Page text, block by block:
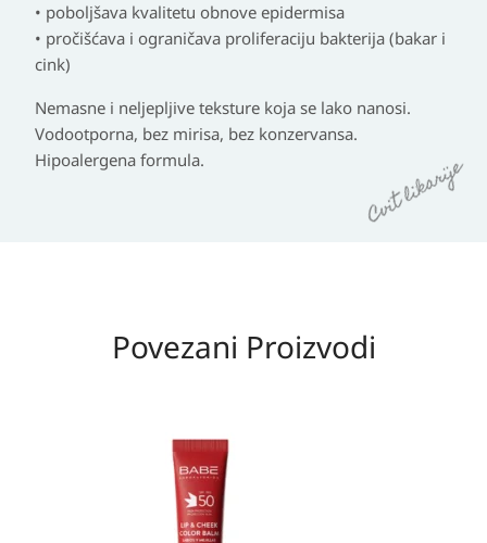
• poboljšava kvalitetu obnove epidermisa
• pročišćava i ograničava proliferaciju bakterija (bakar i
cink)
Nemasne i neljepljive teksture koja se lako nanosi.
Vodootporna, bez mirisa, bez konzervansa.
Hipoalergena formula.
Povezani Proizvodi